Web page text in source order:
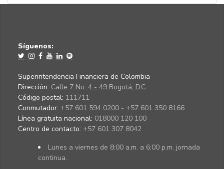
Síguenos:
Superintendencia Financiera de Colombia
Dirección: Calle 7 No. 4 - 49 Bogotá, D.C.
Código postal: 111711
Conmutador: +57 601 594 0200 - +57 601 350 8166
Línea gratuita nacional: 018000 120 100
Centro de contacto: +57 601 307 8042
Lunes a viernes de 8:00 a.m. a 6:00 p.m. jornada
continua.